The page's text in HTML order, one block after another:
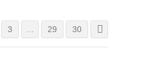
3 29 30